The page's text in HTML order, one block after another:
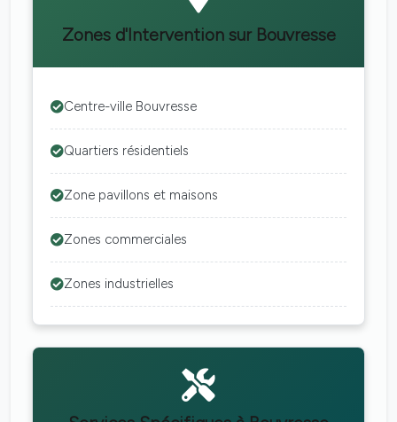
Zones d'Intervention sur Bouvresse
Centre-ville Bouvresse
Quartiers résidentiels
Zone pavillons et maisons
Zones commerciales
Zones industrielles